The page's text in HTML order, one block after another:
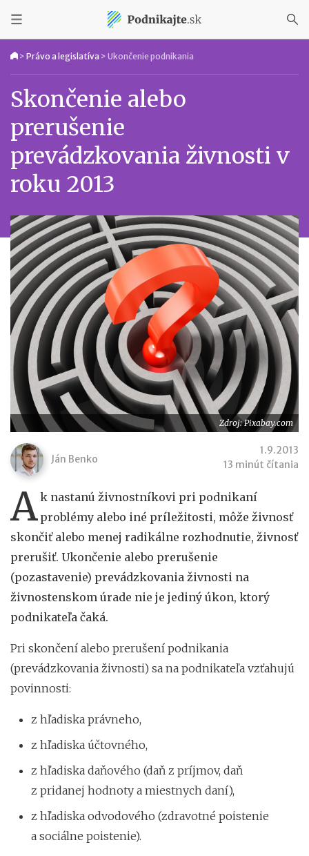
> Právo a legislatíva > Ukončenie podnikania
Skončenie alebo
prerušenie
prevádzkovania živnosti v
roku 2013
Zdroj: Pixabay.com
Ján Benko
1.9.2013
13 minút čítania
Ak nastanú živnostníkovi pri podnikaní
problémy alebo iné príležitosti, môže živnosť
skončiť alebo menej radikálne rozhodnutie, živnosť
prerušiť. Ukončenie alebo prerušenie
(pozastavenie) prevádzkovania živnosti na
živnostenskom úrade nie je jediný úkon, ktorý
podnikateľa čaká.
Pri skončení alebo prerušení podnikania
(prevádzkovania živnosti) sa na podnikateľa vzťahujú
povinnosti:
z hľadiska právneho,
z hľadiska účtovného,
z hľadiska daňového (daň z príjmov, daň
z pridanej hodnoty a miestnych daní),
z hľadiska odvodového (zdravotné poistenie
a sociálne poistenie).